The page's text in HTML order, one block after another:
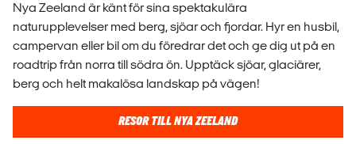
Nya Zeeland är känt för sina spektakulära
naturupplevelser med berg, sjöar och fjordar. Hyr en husbil,
campervan eller bil om du föredrar det och ge dig ut på en
roadtrip från norra till södra ön. Upptäck sjöar, glaciärer,
berg och helt makalösa landskap på vägen!
RESOR TILL NYA ZEELAND